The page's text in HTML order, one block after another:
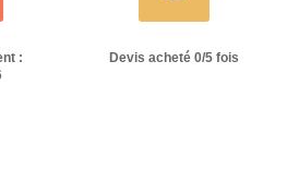
:
Devis acheté0/5 fois